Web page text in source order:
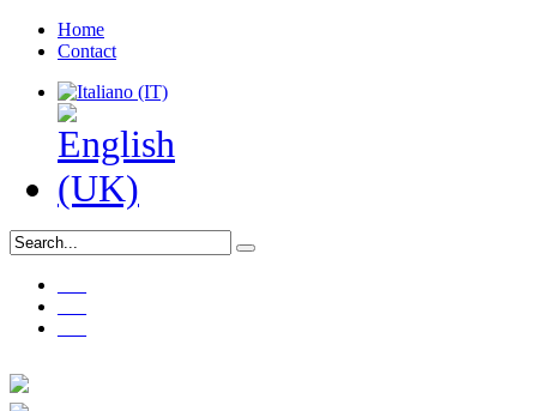
Home
Contact